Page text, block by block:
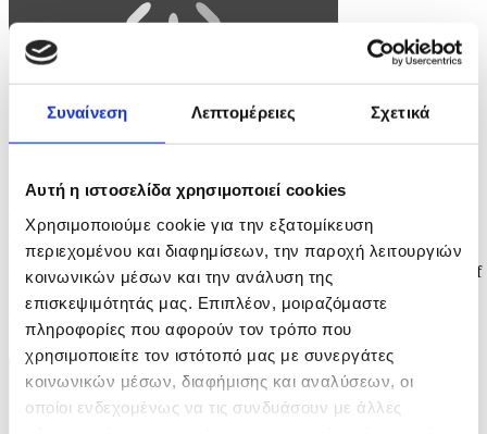
Συναίνεση Λεπτομέρειες Σχετικά
Αυτή η ιστοσελίδα χρησιμοποιεί cookies
Χρησιμοποιούμε cookie για την εξατομίκευση
περιεχομένου και διαφημίσεων, την παροχή λειτουργιών
κοινωνικών μέσων και την ανάλυση της
επισκεψιμότητάς μας. Επιπλέον, μοιραζόμαστε
πληροφορίες που αφορούν τον τρόπο που
χρησιμοποιείτε τον ιστότοπό μας με συνεργάτες
κοινωνικών μέσων, διαφήμισης και αναλύσεων, οι
οποίοι ενδεχομένως να τις συνδυάσουν με άλλες
against the war with Iran calling for the end of the war, in Tel Aviv,
Israel, 20 March 2026. US and Israel launched a joint military
operation targeting multiple locations across Iran in the early hours of
28 February 2026, with Iran responding by launching retaliatory
attacks across the...